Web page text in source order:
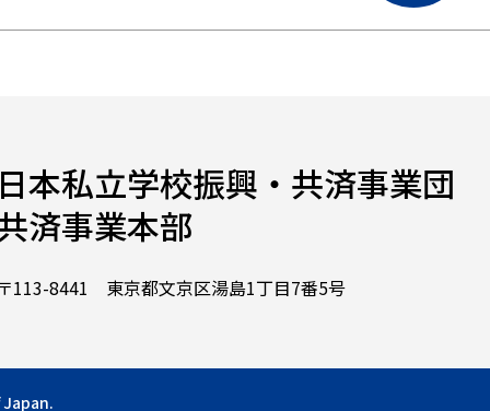
日本私立学校振興・共済事業団
済事業本部
〒113-8441 東京都文京区湯島1丁目7番5号